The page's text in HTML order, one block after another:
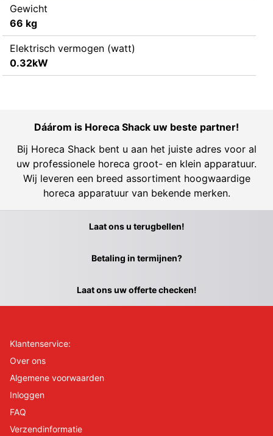
Gewicht
66 kg
Elektrisch vermogen (watt)
0.32kW
Dáárom is Horeca Shack uw beste partner!
Bij Horeca Shack bent u aan het juiste adres voor al
uw professionele horeca groot- en klein apparatuur.
Wij leveren een breed assortiment hoogwaardige
horeca apparatuur van bekende merken.
Laat ons u terugbellen!
Betaling in termijnen?
Laat ons uw offerte checken!
Klantenservice:
Over ons
Algemene voorwaarden
Inloggen
FAQ
Verzendinformatie